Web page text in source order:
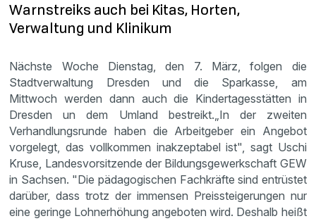
Warnstreiks auch bei Kitas, Horten,
Verwaltung und Klinikum
Nächste Woche Dienstag, den 7. März, folgen die
Stadtverwaltung Dresden und die Sparkasse, am
Mittwoch werden dann auch die Kindertagesstätten in
Dresden un dem Umland bestreikt.„In der zweiten
Verhandlungsrunde haben die Arbeitgeber ein Angebot
vorgelegt, das vollkommen inakzeptabel ist", sagt Uschi
Kruse, Landesvorsitzende der Bildungsgewerkschaft GEW
in Sachsen. "Die pädagogischen Fachkräfte sind entrüstet
darüber, dass trotz der immensen Preissteigerungen nur
eine geringe Lohnerhöhung angeboten wird. Deshalb heißt